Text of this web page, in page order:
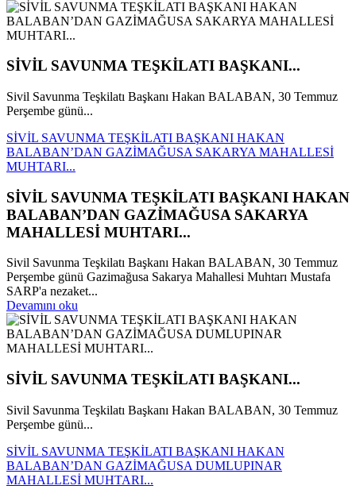
SİVİL SAVUNMA TEŞKİLATI BAŞKANI...
Sivil Savunma Teşkilatı Başkanı Hakan BALABAN, 30 Temmuz
Perşembe günü...
SİVİL SAVUNMA TEŞKİLATI BAŞKANI HAKAN
BALABAN’DAN GAZİMAĞUSA SAKARYA MAHALLESİ
MUHTARI...
SİVİL SAVUNMA TEŞKİLATI BAŞKANI HAKAN
BALABAN’DAN GAZİMAĞUSA SAKARYA
MAHALLESİ MUHTARI...
Sivil Savunma Teşkilatı Başkanı Hakan BALABAN, 30 Temmuz
Perşembe günü Gazimağusa Sakarya Mahallesi Muhtarı Mustafa
SARP'a nezaket...
Devamını oku
SİVİL SAVUNMA TEŞKİLATI BAŞKANI...
Sivil Savunma Teşkilatı Başkanı Hakan BALABAN, 30 Temmuz
Perşembe günü...
SİVİL SAVUNMA TEŞKİLATI BAŞKANI HAKAN
BALABAN’DAN GAZİMAĞUSA DUMLUPINAR
MAHALLESİ MUHTARI...